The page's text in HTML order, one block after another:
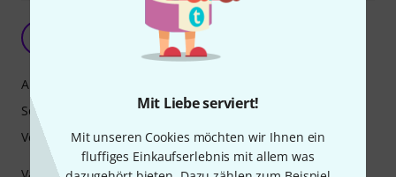
Mit Liebe serviert!
Mit unseren Cookies möchten wir Ihnen ein
fluffiges Einkaufserlebnis mit allem was
Vandoren Java 2 für Tenor-saxophon
Erik B. 08.10.2009
Ansprache
Sound
Verarbeitung